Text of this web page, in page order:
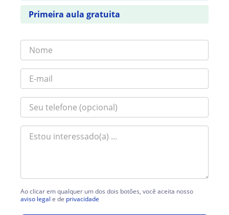
Primeira aula gratuita
Ao clicar em qualquer um dos dois botões, você aceita nosso
aviso legal e de privacidade